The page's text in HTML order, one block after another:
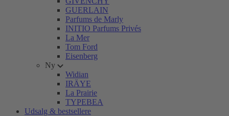
GUERLAIN
Parfums de Marly
INITIO Parfums Privés
La Mer
Tom Ford
Eisenberg
Ny
Widian
IRÄYE
La Prairie
TYPEBEA
Udsalg & bestsellere